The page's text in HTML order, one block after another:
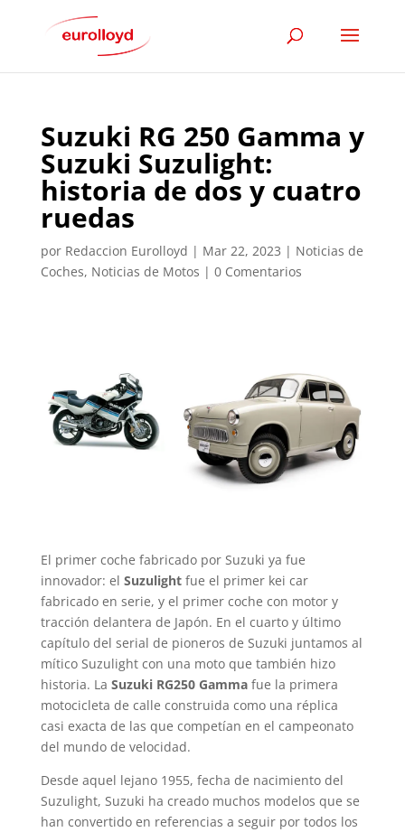
Suzuki RG 250 Gamma y
Suzuki Suzulight:
historia de dos y cuatro
ruedas
por Redaccion Eurolloyd | Mar 22, 2023 | Noticias de
Coches, Noticias de Motos | 0 Comentarios
El primer coche fabricado por Suzuki ya fue
innovador: el Suzulightfue el primer kei car
fabricado en serie, y el primer coche con motor y
tracción delantera de Japón. En el cuarto y último
capítulo del serial de pioneros de Suzuki juntamos al
mítico Suzulight con una moto que también hizo
historia. La Suzuki RG250 Gammafue la primera
motocicleta de calle construida como una réplica
casi exacta de las que competían en el campeonato
del mundo de velocidad.
Desde aquel lejano 1955, fecha de nacimiento del
Suzulight, Suzuki ha creado muchos modelos que se
han convertido en referencias a seguir por todos los